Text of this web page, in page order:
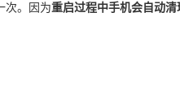
次。因为重启过程中手机会自动清